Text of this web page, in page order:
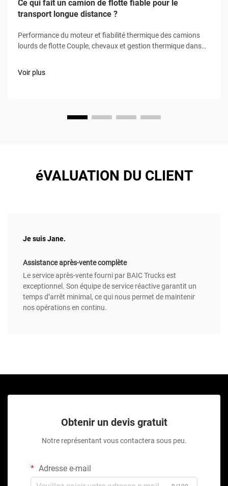
Ce qui fait un camion de flotte fiable pour le
transport longue distance ?
Performance du moteur et fiabilité thermique des camions
lourds de flotte Couple, chevaux et gestion thermique dans
classe 8 de maintenir une vitesse autoroutière...
Voir plus
éVALUATION DU CLIENT
Je suis Jane.
Assistance après-vente complète
Le service après-vente fourni par BAIC Trucks est
exceptionnel. Son équipe de service réactive garantit un
temps d’arrêt minimal, ce qui nous permet de maintenir
nos opérations en continu.
Obtenir un devis gratuit
Notre représentant vous contactera sous peu.
Adresse e-mail